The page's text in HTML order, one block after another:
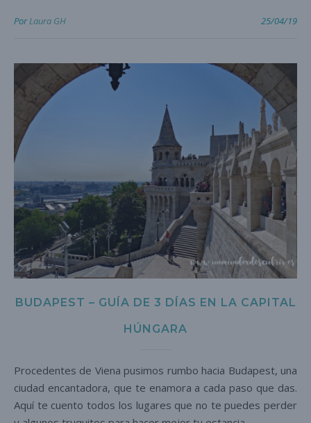
Por Laura GH 25/04/19
BUDAPEST – GUÍA DE 3 DÍAS EN LA CAPITAL
HÚNGARA
Procedentes de Viena pusimos rumbo hacia Budapest, una
ciudad encantadora, que te enamora a cada paso que das.
Aquí te cuento todos los lugares que no te puedes perder